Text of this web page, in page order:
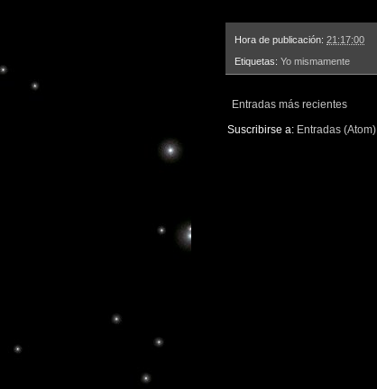
Hora de publicación: 21:17:00
Etiquetas: Yo mismamente
Entradas más recientes
Suscribirse a: Entradas (Atom)